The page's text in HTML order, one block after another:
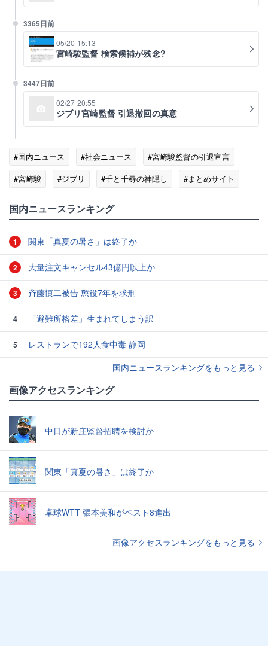
3365日前
05/20 15:13
宮崎駿監督 検索候補が残念?
3447日前
02/27 20:55
ジブリ宮崎監督 引退撤回の真意
#国内ニュース #社会ニュース
#宮崎駿監督の引退宣言
#宮崎駿
#ジブリ #千と千尋の神隠し #まとめサイト
国内ニュースランキング
1 関東「真夏の暑さ」は終了か
2 大量注文キャンセル43億円以上か
3 斉藤慎二被告 懲役7年を求刑
4 「避難所格差」生まれてしまう訳
5
レストランで192人食中毒 静岡
国内ニュースランキングをもっと見る
画像アクセスランキング
中日が新庄監督招聘を検討か
関東「真夏の暑さ」は終了か
卓球WTT 張本美和がベスト8進出
画像アクセスランキングをもっと見る